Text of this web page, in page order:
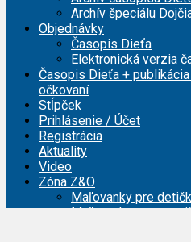
Archív špeciálu
Objednávky
Časopis Dieťa
Elektronická verzia
Časopis Dieťa +
očkovaní
Stĺpček
Prihlásenie / Účet
Registrácia
Aktuality
Video
Zóna Z&O
Maľovanky pre
Maľovanky pre